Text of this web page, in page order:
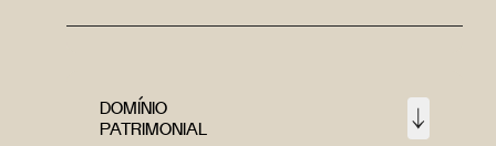
DOMÍNIO
PATRIMONIAL